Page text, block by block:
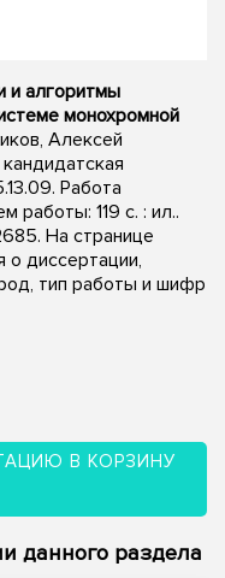
и алгоритмы
монохромной
Алексей
Работа
работы: 119 с. : ил..
На странице
о диссертации,
тип работы и шифр
В КОРЗИНУ
данного раздела